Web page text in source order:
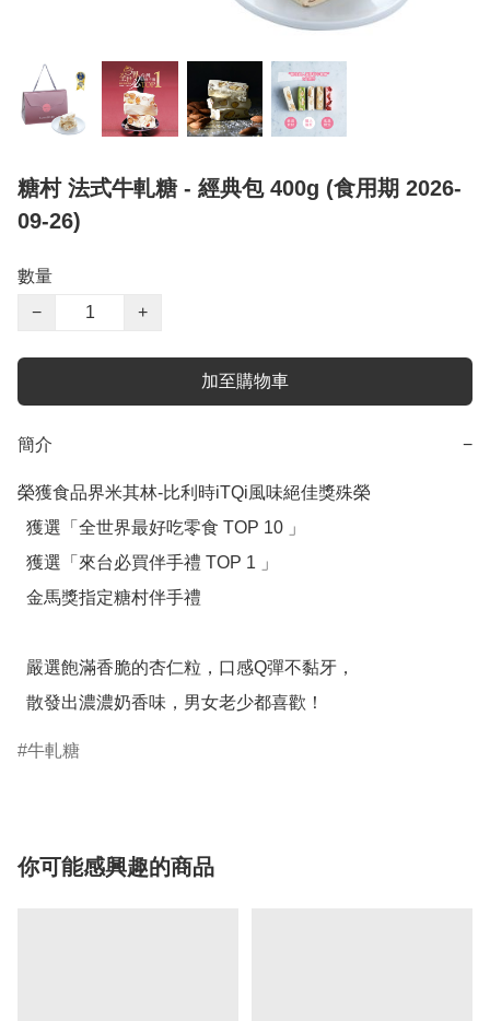
糖村 法式牛軋糖 - 經典包 400g (食用期 2026-
09-26)
數量
−
+
加至購物車
簡介 −
榮獲食品界米其林-比利時iTQi風味絕佳獎殊榮
  散發出濃濃奶香味，男女老少都喜歡！
牛軋糖
你可能感興趣的商品